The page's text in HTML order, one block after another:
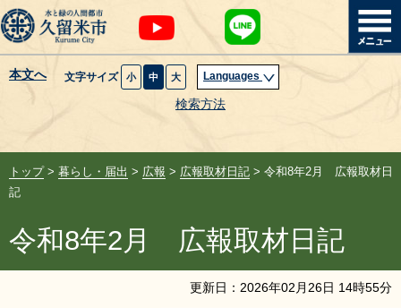
本文へ 文字サイズ 小 中 大 Languages
検索方法
暮らし・届出
健康・医療・福祉
観光魅力・イベント
トップ> 暮らし・届出 > 広報 > 広報取材日記 > 令和8年2月 広報取材日
記
令和8年2月 広報取材日記
更新日： 2026年02 月 26日 14時55分